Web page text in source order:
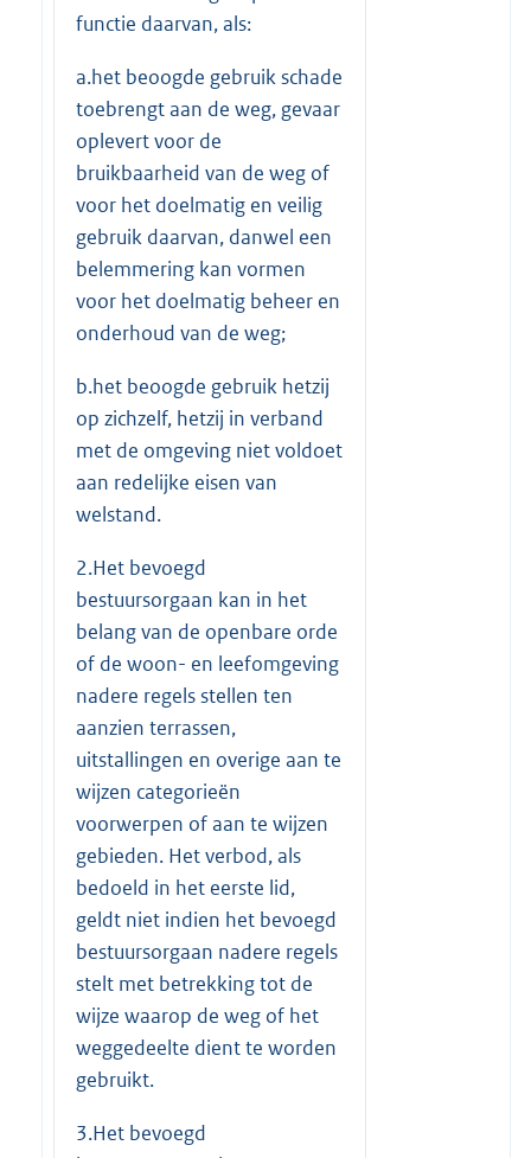
functie daarvan, als:
a.het beoogde gebruik schade
toebrengt aan de weg, gevaar
oplevert voor de
bruikbaarheid van de weg of
voor het doelmatig en veilig
gebruik daarvan, danwel een
belemmering kan vormen
voor het doelmatig beheer en
onderhoud van de weg;
b.het beoogde gebruik hetzij
op zichzelf, hetzij in verband
met de omgeving niet voldoet
aan redelijke eisen van
welstand.
2.Het bevoegd
bestuursorgaan kan in het
belang van de openbare orde
of de woon- en leefomgeving
nadere regels stellen ten
aanzien terrassen,
uitstallingen en overige aan te
wijzen categorieën
voorwerpen of aan te wijzen
gebieden. Het verbod, als
bedoeld in het eerste lid,
geldt niet indien het bevoegd
bestuursorgaan nadere regels
stelt met betrekking tot de
wijze waarop de weg of het
weggedeelte dient te worden
gebruikt.
3.Het bevoegd